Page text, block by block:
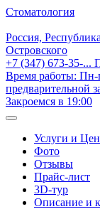
Стоматология
Россия,
Островского
+7 (347) 673-35-...
Время работы:
предварительной
Закроемся в 19:00
Услуги и
Фото
Отзывы
Прайс-лист
3D-тур
Описание и